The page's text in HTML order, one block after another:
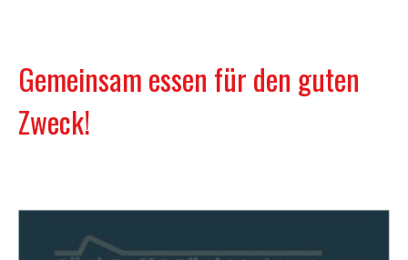
Gemeinsam essen für den guten
Zweck!